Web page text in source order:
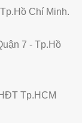
Chí Minh.
7 - Tp.Hồ
Tp.HCM